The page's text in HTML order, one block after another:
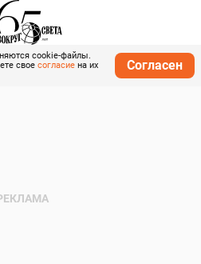
cookie-файлы.
свое согласие на их
Согласен